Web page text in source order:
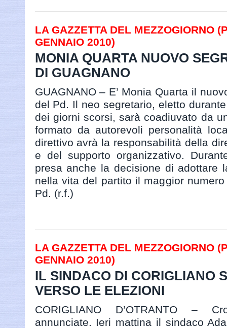
LA GAZZETTA DEL MEZZOGIORNO
GENNAIO 2010)
MONIA QUARTA NUOVO
DI GUAGNANO
GUAGNANO – E’ Monia Quarta il
del Pd. Il neo segretario, eletto
dei giorni scorsi, sarà coadiuvato da
formato da autorevoli personalità
direttivo avrà la responsabilità della
e del supporto organizzativo.
presa anche la decisione di adottare
nella vita del partito il maggior
Pd. (r.f.)
LA GAZZETTA DEL MEZZOGIORNO
GENNAIO 2010)
IL SINDACO DI CORIGLIANO
VERSO LE ELEZIONI
CORIGLIANO D’OTRANTO –
annunciate. Ieri mattina il sindaco